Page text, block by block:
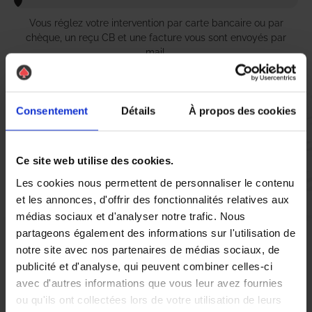
Consentement Détails À propos des cookies
Ce site web utilise des cookies.
Les cookies nous permettent de personnaliser le contenu
et les annonces, d'offrir des fonctionnalités relatives aux
médias sociaux et d'analyser notre trafic. Nous
partageons également des informations sur l'utilisation de
notre site avec nos partenaires de médias sociaux, de
publicité et d'analyse, qui peuvent combiner celles-ci
avec d'autres informations que vous leur avez fournies
ou qu'ils ont collectées lors de votre utilisation de leurs
Vous réglez votre intervention par carte bancaire ou par
chèque, un reçu CB et une facture vous sont envoyés par
mail.
Vous recevez une demande d’évaluation de votre expérience
avec l’équipe AS DE PIC.
Nous avons pensé à tout
À Eysines, la présence de pigeons peut rapidement devenir un